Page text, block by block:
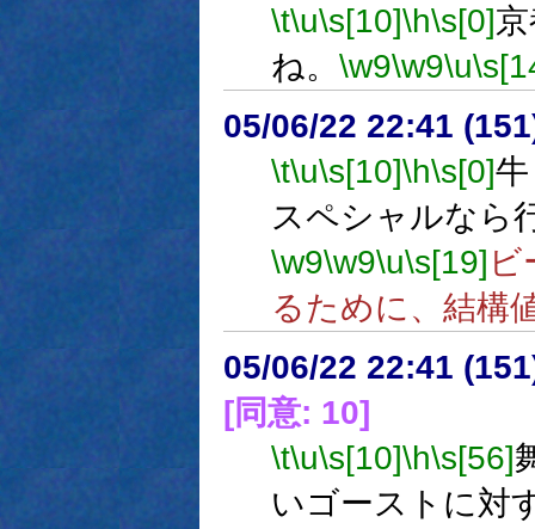
\t\u\s[10]\h\s[0]
ね。 \w9\w9\u
05/06/22 22:41
\t\u\s[10]\h\s[0]
スペシャルなら
\w9\w9\u\s[19]
るために、結構
05/06/22 22:41
[同意: 10]
\t\u\s[10]\h\s[56]
いゴーストに対